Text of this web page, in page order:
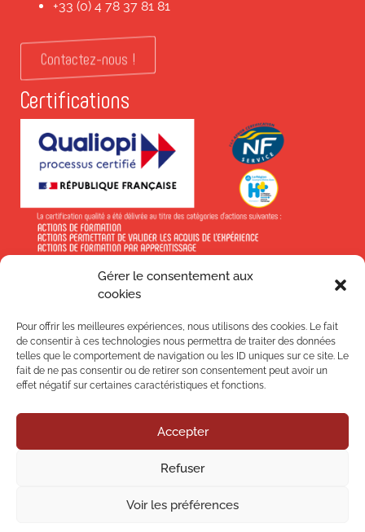
Gérer le consentement aux
cookies
Pour offrir les meilleures expériences, nous utilisons des cookies. Le fait
de consentir à ces technologies nous permettra de traiter des données
telles que le comportement de navigation ou les ID uniques sur ce site. Le
fait de ne pas consentir ou de retirer son consentement peut avoir un
effet négatif sur certaines caractéristiques et fonctions.
Accepter
Refuser
Voir les préférences
+33 (0) 4 78 37 81 81
Contactez-nous !
Certifications
En savoir +
Suivez-nous !